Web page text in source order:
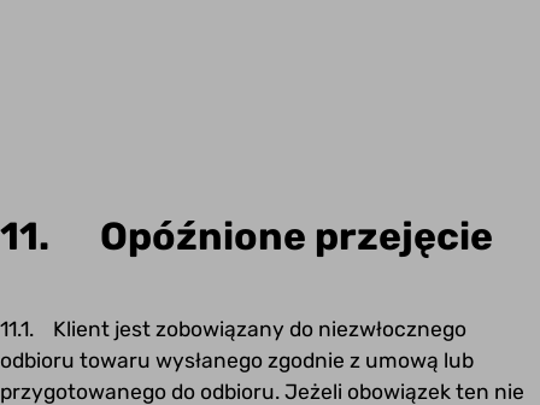
11. Opóźnione przejęcie
11.1. Klient jest zobowiązany do niezwłocznego
odbioru towaru wysłanego zgodnie z umową lub
przygotowanego do odbioru. Jeżeli obowiązek ten nie